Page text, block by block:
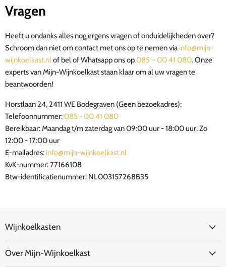
Vragen
Heeft u ondanks alles nog ergens vragen of onduidelijkheden over?
Schroom dan niet om contact met ons op te nemen via info@mijn-
wijnkoelkast.nlof bel of Whatsapp ons op085 – 00 41 080. Onze
experts van Mijn-Wijnkoelkast staan klaar om al uw vragen te
beantwoorden!
Horstlaan 24, 2411 WE Bodegraven (Geen bezoekadres);
Telefoonnummer:085 - 00 41 080
Bereikbaar: Maandag t/m zaterdag van 09:00 uur - 18:00 uur, Zo
12:00 - 17:00 uur
E-mailadres: info@mijn-wijnkoelkast.nl
KvK-nummer: 77166108
Btw-identificatienummer: NL003157268B35
Wijnkoelkasten
Over Mijn-Wijnkoelkast